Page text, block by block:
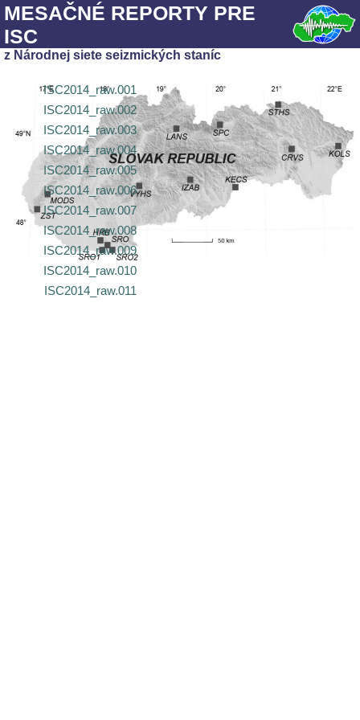
MESAČNÉ REPORTY PRE
ISC
z Národnej siete seizmických staníc
ISC2014_raw.001
ISC2014_raw.002
ISC2014_raw.003
ISC2014_raw.004
ISC2014_raw.005
ISC2014_raw.006
ISC2014_raw.007
ISC2014_raw.008
ISC2014_raw.009
ISC2014_raw.010
ISC2014_raw.011